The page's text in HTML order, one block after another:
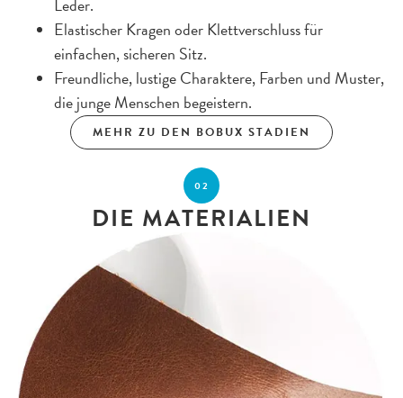
Leder.
Elastischer Kragen oder Klettverschluss für
einfachen, sicheren Sitz.
Freundliche, lustige Charaktere, Farben und Muster,
die junge Menschen begeistern.
MEHR ZU DEN BOBUX STADIEN
02
DIE MATERIALIEN